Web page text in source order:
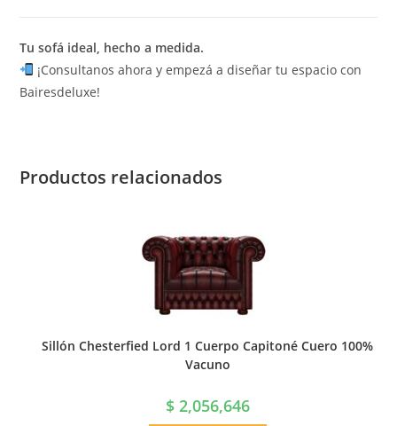
Tu sofá ideal, hecho a medida.
¡Consultanos ahora y empezá a diseñar tu espacio con
Bairesdeluxe!
Productos relacionados
Sillón Chesterfied Lord 1 Cuerpo Capitoné Cuero 100%
Vacuno
$2,056,646